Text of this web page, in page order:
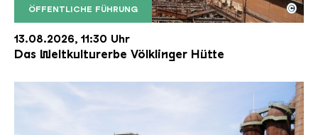
ÖFFENTLICHE FÜHRUNG
Der Erzschrägaufzug der Völklinger Hütte mit
Copyright: Weltkulturerbe Völklinger Hütte | Karl
©
13.08.2026, 11:30 Uhr
Das Weltkulturerbe Völklinger Hütte